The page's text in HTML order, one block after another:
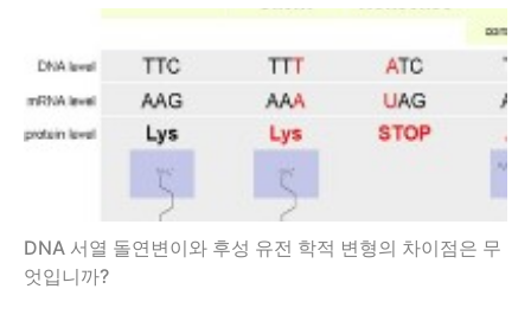
DNA 서열 돌연변이와 후성 유전 학적 변형의 차이점은 무
엇입니까?